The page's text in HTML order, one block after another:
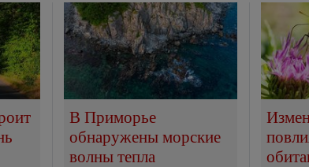
В Приморье
обнаружены морские
волны тепла